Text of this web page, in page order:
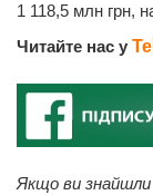
1 118,5 млн грн,
Читайте нас у
Якщо ви знайшли